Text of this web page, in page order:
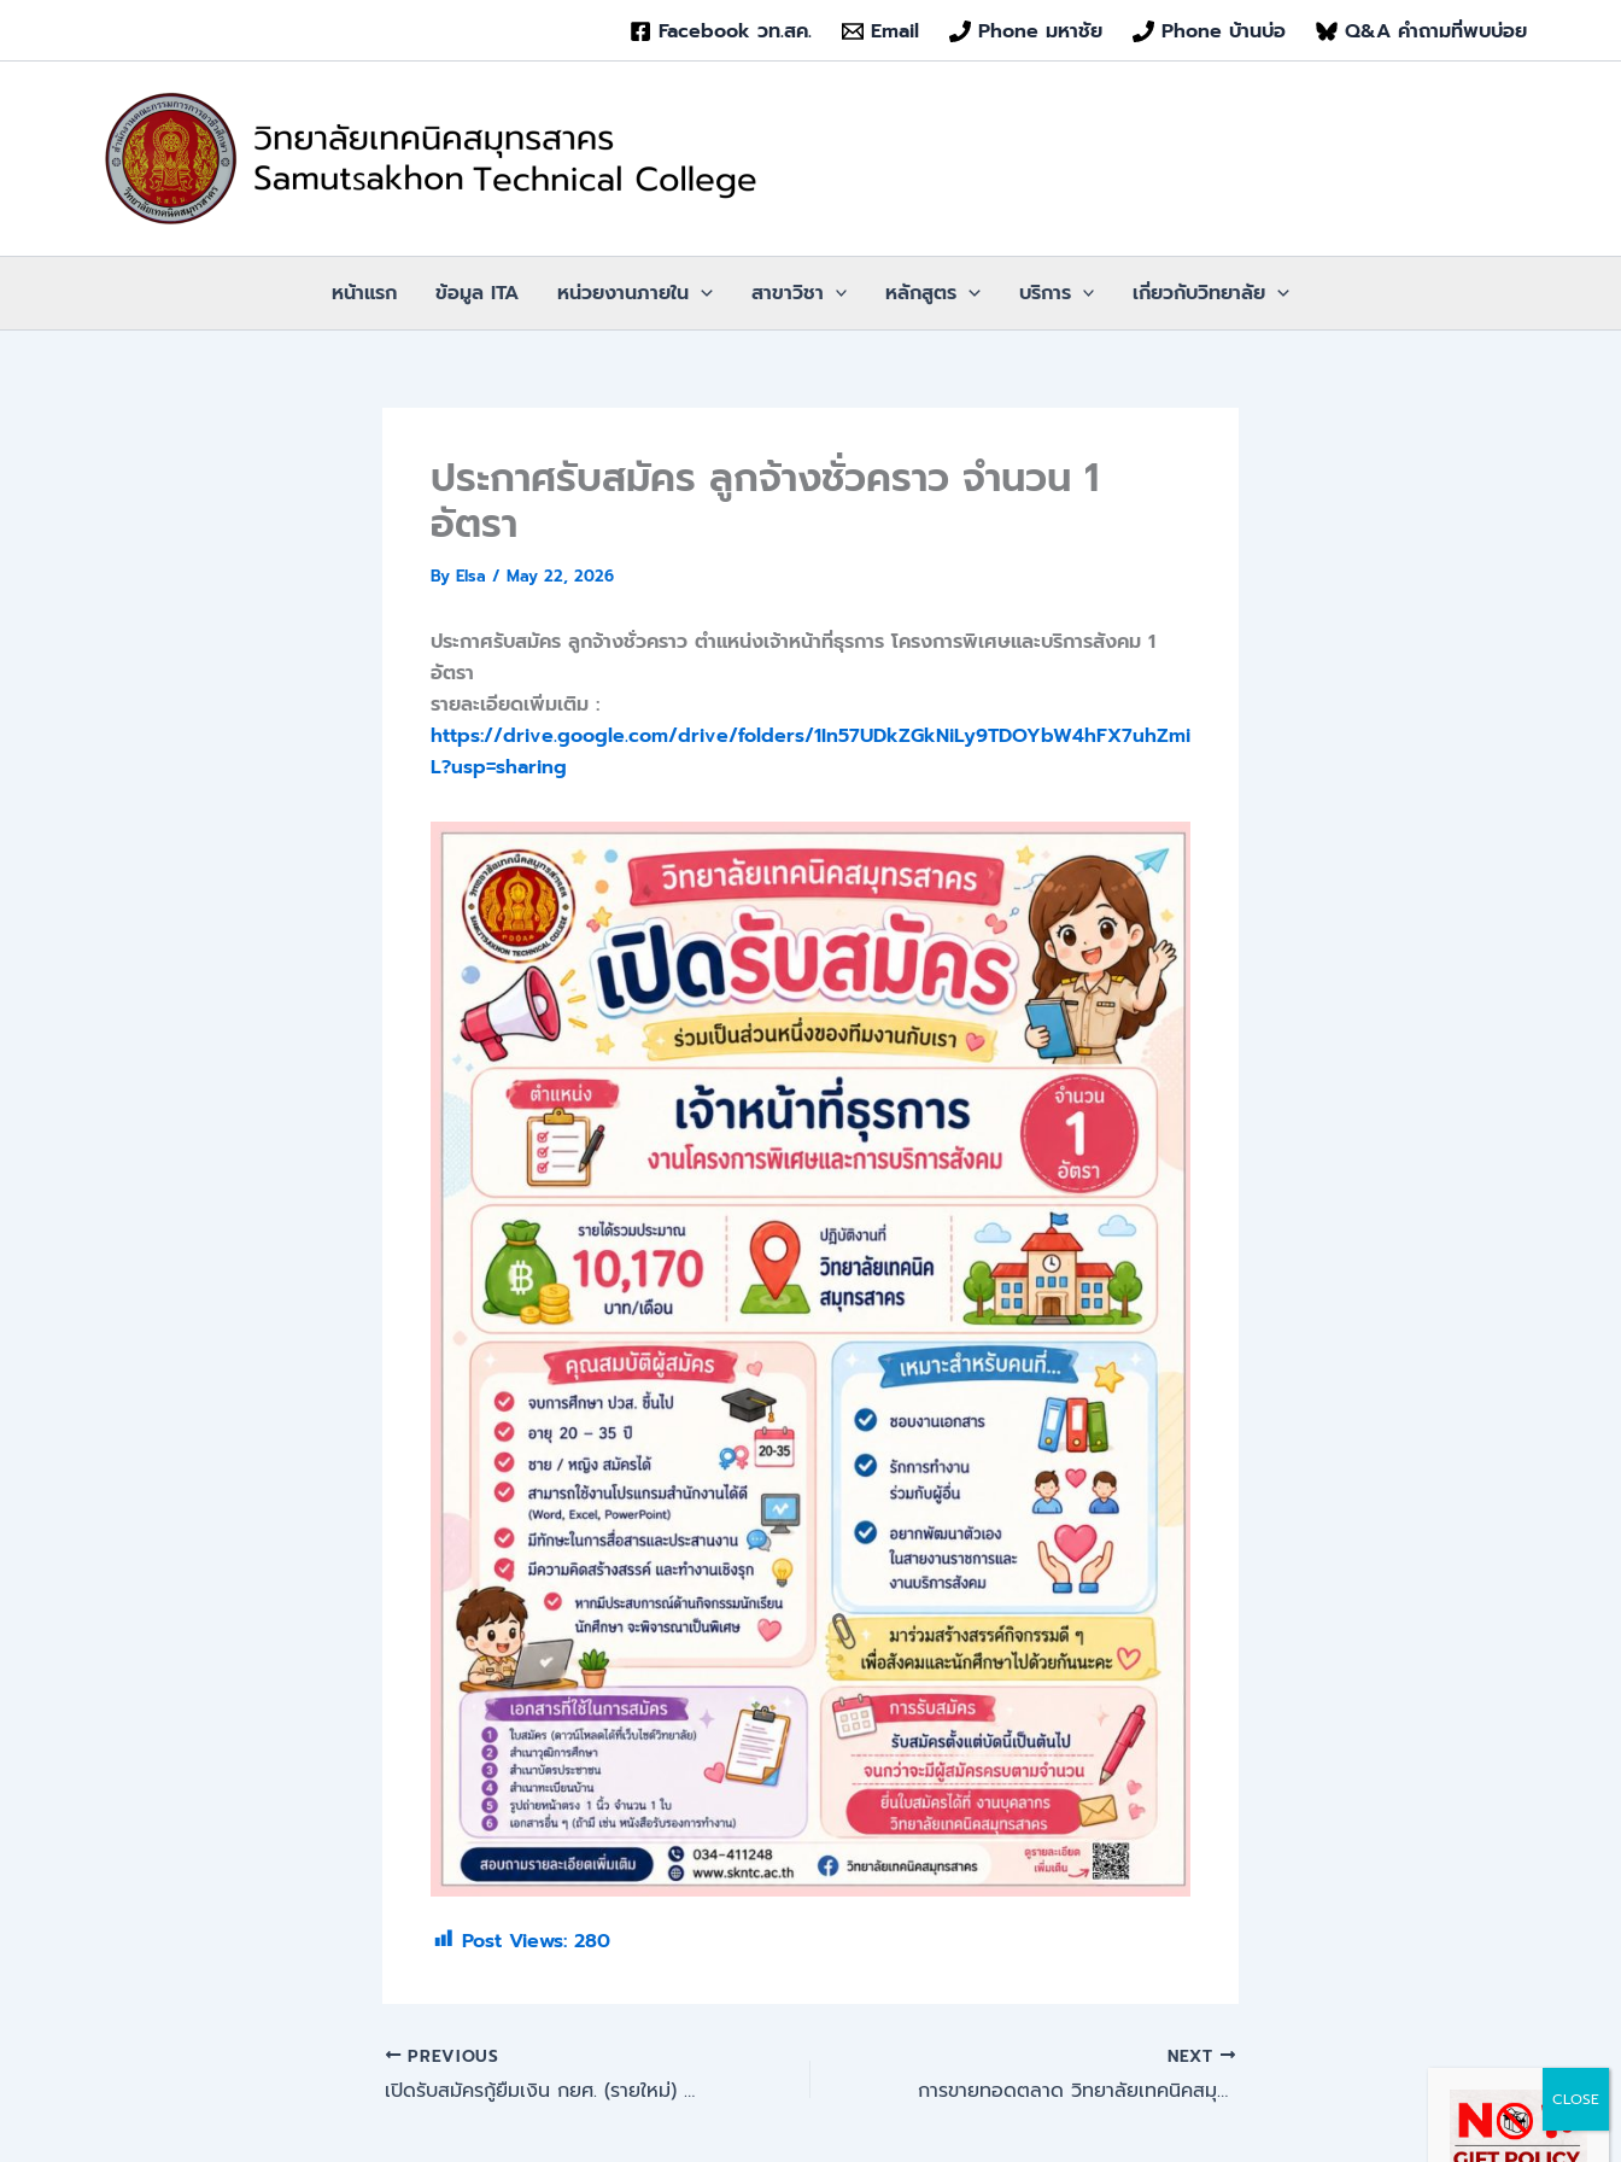
Facebook วท.สค. Email Phone มหาชัย Phone บ้านบ่อ Q&A คำถามที่พบบ่อย
หน้าแรก ข้อมูล ITA หน่วยงานภายใน สาขาวิชา หลักสูตร บริการ เกี่ยวกับวิทยาลัย
ประกาศรับสมัคร ลูกจ้างชั่วคราว จำนวน 1
อัตรา
By Elsa / May 22, 2026
ประกาศรับสมัคร ลูกจ้างชั่วคราว ตำแหน่งเจ้าหน้าที่ธุรการ โครงการพิเศษและบริการสังคม 1
อัตรา
รายละเอียดเพิ่มเติม :
https://drive.google.com/drive/folders/1In57UDkZGkNiLy9TDOYbW4hFX7uhZmi
L?usp=sharing
Post Views: 280
PREVIOUS
เปิดรับสมัครกู้ยืมเงิน กยศ. (รายใหม่) ประจำปีการศึกษา 2569
NEXT
การขายทอดตลาด วิทยาลัยเทคนิคสมุทรสาคร